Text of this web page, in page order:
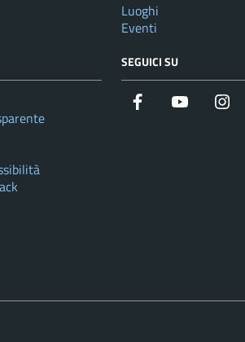
Luoghi
Eventi
SEGUICI SU
Facebook YouTube